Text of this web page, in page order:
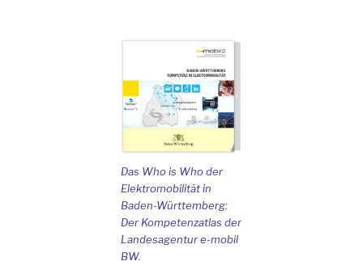
Das Who is Who der
Elektromobilität in
Baden-Württemberg:
Der Kompetenzatlas der
Landesagentur e-mobil
BW.